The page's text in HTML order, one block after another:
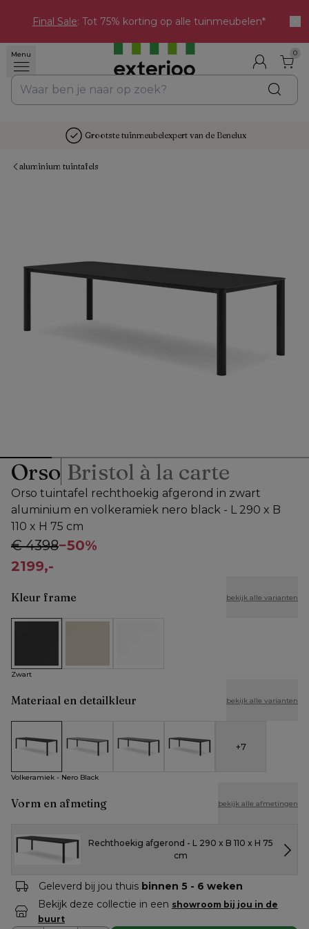
Final Sale: Tot 75% korting op alle tuinmeubelen*
Menu 0
Grootste tuinmeubelexpert van de Benelux
aluminium tuintafels
Orso Bristol à la carte
Orso tuintafel rechthoekig afgerond in zwart
aluminium en volkeramiek nero black - L 290 x B
110 x H 75 cm
€ 4398−50%
2199,-
Kleur frame bekijk alle varianten
Zwart
Materiaal en detailkleur bekijk alle varianten
Volkeramiek - Nero Black
Volkeramiek - Aspen Grey
Volkeramiek - Basalt Black
Volkeramiek - Black
+7
Volkeramiek - Nero Black
Vorm en afmeting bekijk alle afmetingen
Rechthoekig afgerond - L 290 x B 110 x H 75
cm
Geleverd bij jou thuis binnen 5 - 6 weken
Bekijk deze collectie in een showroom bij jou in de
buurt